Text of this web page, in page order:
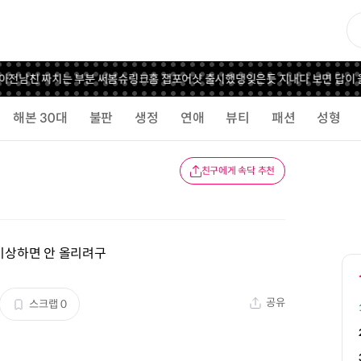
전남친 짜치는 부분 써봄슈링크홈 잽포어샷 출시했댕잊은듯 지내다 보면 답이
해본 30대 불판 생정 연애 뷰티 패션 성형
친구에게 속닥 추천
하면 안 올리려구
스크랩 0 공유